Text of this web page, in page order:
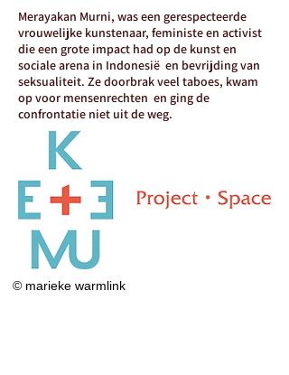
Merayakan Murni, was een gerespecteerde
vrouwelijke kunstenaar, feministe en activist
die een grote impact had op de kunst en
sociale arena in Indonesië en bevrijding van
seksualiteit. Ze doorbrak veel taboes, kwam
op voor mensenrechten en ging de
confrontatie niet uit de weg.
© marieke warmlink